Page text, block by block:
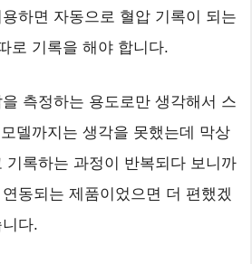
하면 자동으로 혈압 기록이 되는
로 기록을 해야 합니다.
측정하는 용도로만 생각해서 스
델까지는 생각을 못했는데 막상
기록하는 과정이 반복되다 보니까
동되는 제품이었으면 더 편했겠
다.